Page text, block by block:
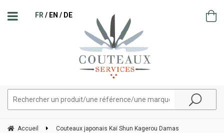
FR EN DE
Accueil Couteaux japonais Kaï Shun Kagerou Damas